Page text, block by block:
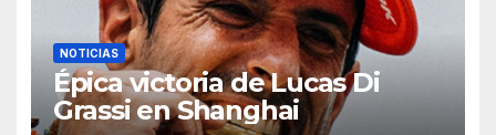
NOTICIAS
Épica victoria de Lucas Di
Grassi en Shanghai